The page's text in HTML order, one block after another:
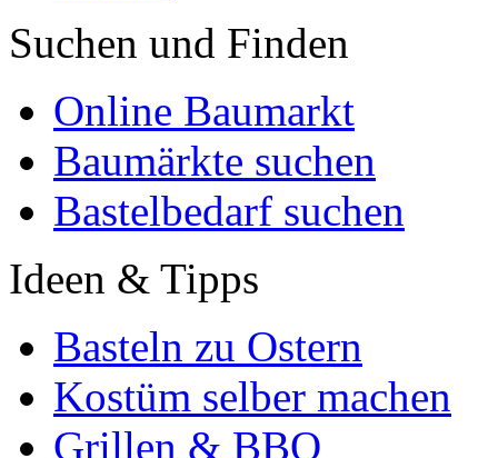
Suchen und Finden
Online Baumarkt
Baumärkte suchen
Bastelbedarf suchen
Ideen & Tipps
Basteln zu Ostern
Kostüm selber machen
Grillen & BBQ